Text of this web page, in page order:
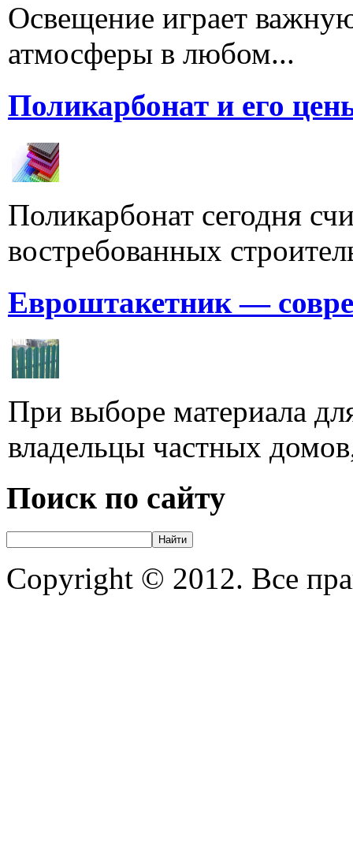
Освещение играет
атмосферы в любом...
Поликарбонат и его
Поликарбонат сегодня
востребованных
Евроштакетник —
При выборе материала
владельцы частных
Поиск по сайту
Copyright © 2012. Все